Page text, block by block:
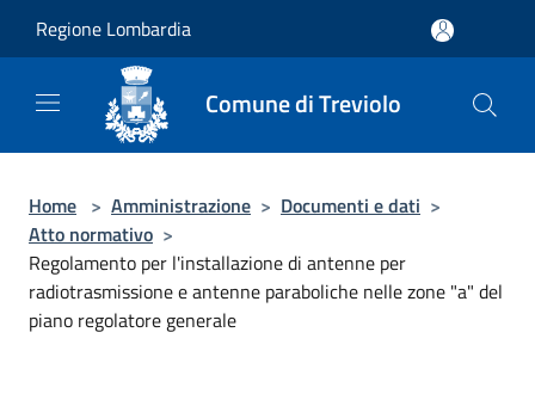
Regione Lombardia
Comune di Treviolo
Home > Amministrazione > Documenti e dati >
Atto normativo >
Regolamento per l'installazione di antenne per
radiotrasmissione e antenne paraboliche nelle zone "a" del
piano regolatore generale